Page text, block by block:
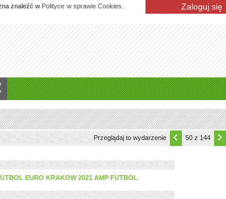
znaleźć w Polityce w sprawie Cookies.
Zaloguj się
Przeglądaj to wydarzenie 50 z 144
EURO KRAKOW 2021 AMP FUTBOL